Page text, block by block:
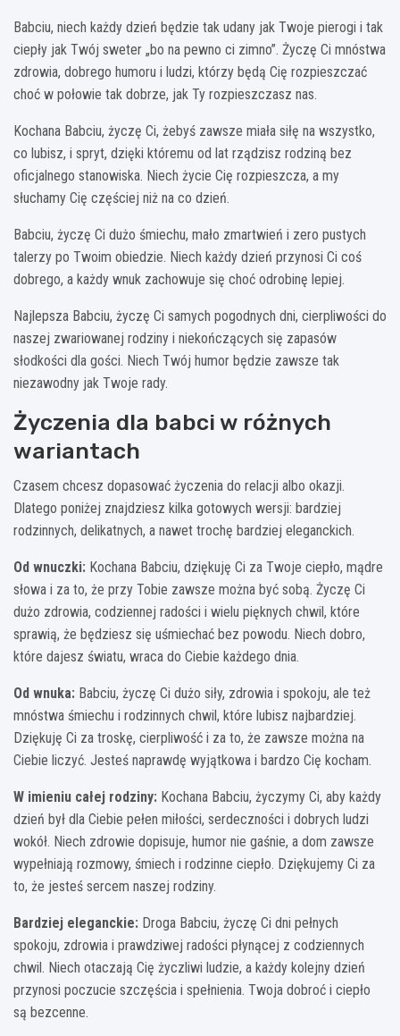
Babciu, niech każdy dzień będzie tak udany jak Twoje pierogi i tak
ciepły jak Twój sweter „bo na pewno ci zimno”. Życzę Ci mnóstwa
zdrowia, dobrego humoru i ludzi, którzy będą Cię rozpieszczać
choć w połowie tak dobrze, jak Ty rozpieszczasz nas.
Kochana Babciu, życzę Ci, żebyś zawsze miała siłę na wszystko,
co lubisz, i spryt, dzięki któremu od lat rządzisz rodziną bez
oficjalnego stanowiska. Niech życie Cię rozpieszcza, a my
słuchamy Cię częściej niż na co dzień.
Babciu, życzę Ci dużo śmiechu, mało zmartwień i zero pustych
talerzy po Twoim obiedzie. Niech każdy dzień przynosi Ci coś
dobrego, a każdy wnuk zachowuje się choć odrobinę lepiej.
Najlepsza Babciu, życzę Ci samych pogodnych dni, cierpliwości do
naszej zwariowanej rodziny i niekończących się zapasów
słodkości dla gości. Niech Twój humor będzie zawsze tak
niezawodny jak Twoje rady.
Życzenia dla babci w różnych
wariantach
Czasem chcesz dopasować życzenia do relacji albo okazji.
Dlatego poniżej znajdziesz kilka gotowych wersji: bardziej
rodzinnych, delikatnych, a nawet trochę bardziej eleganckich.
Od wnuczki: Kochana Babciu, dziękuję Ci za Twoje ciepło, mądre
słowa i za to, że przy Tobie zawsze można być sobą. Życzę Ci
dużo zdrowia, codziennej radości i wielu pięknych chwil, które
sprawią, że będziesz się uśmiechać bez powodu. Niech dobro,
które dajesz światu, wraca do Ciebie każdego dnia.
Od wnuka: Babciu, życzę Ci dużo siły, zdrowia i spokoju, ale też
mnóstwa śmiechu i rodzinnych chwil, które lubisz najbardziej.
Dziękuję Ci za troskę, cierpliwość i za to, że zawsze można na
Ciebie liczyć. Jesteś naprawdę wyjątkowa i bardzo Cię kocham.
W imieniu całej rodziny: Kochana Babciu, życzymy Ci, aby każdy
dzień był dla Ciebie pełen miłości, serdeczności i dobrych ludzi
wokół. Niech zdrowie dopisuje, humor nie gaśnie, a dom zawsze
wypełniają rozmowy, śmiech i rodzinne ciepło. Dziękujemy Ci za
to, że jesteś sercem naszej rodziny.
Bardziej eleganckie: Droga Babciu, życzę Ci dni pełnych
spokoju, zdrowia i prawdziwej radości płynącej z codziennych
chwil. Niech otaczają Cię życzliwi ludzie, a każdy kolejny dzień
przynosi poczucie szczęścia i spełnienia. Twoja dobroć i ciepło
są bezcenne.